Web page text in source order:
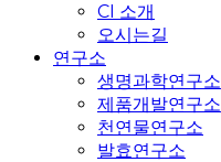
CI 소개
오시는길
연구소
생명과학연구소
제품개발연구소
천연물연구소
발효연구소